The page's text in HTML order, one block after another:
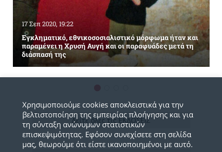
17 Σεπ 2020, 19:22
Εγκληματικό, εθνικοσοσιαλιστικό μόρφωμα ήταν και
παραμένει η Χρυσή Αυγή και οι παραφυάδες μετά τη
διάσπασή της
Δείτε όλες τις ΕΚΔΟΣΕΙΣ
Χρησιμοποιούμε cookies αποκλειστικά για την
βελτιστοποίηση της εμπειρίας πλοήγησης και για
τη σύνταξη ανώνυμων στατιστικών
επισκεψιμότητας. Εφόσον συνεχίσετε στη σελίδα
μας, θεωρούμε ότι είστε ικανοποιημένοι με αυτό.